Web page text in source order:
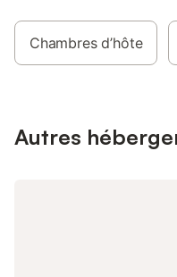
Chambres d’hôte
Autres